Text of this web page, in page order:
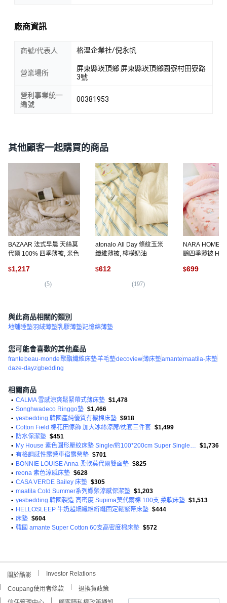
廠商資訊
商號/代表人 格溫企業社/倪永帆
營業場所
屏東縣崁頂鄉 屏東縣崁頂鄉園寮村田寮路
3號
營利事業統一
編號
00381953
其他顧客一起購買的商品
BAZAAR 法式早晨 天絲莫
代爾 100% 四季薄被, 米色
$1,217
(5)
atonalo All Day 條紋玉米
纖維薄被, 檸檬奶油
$612
(197)
NARA HOME
鷗四季薄被
Hello Kitty 新絲
$699
與此商品相關的類別
地舖睡墊羽絨薄墊乳膠薄墊記憶綿薄墊
您可能會喜歡的其他產品
frante beau-monde聚酯纖維床墊羊毛墊decoview薄床墊amantemaatila-床墊
daze-dayzgbedding
相關商品
• CALMA 雪感涼爽鬆緊帶式薄床墊 $1,478
• Songhwadeco Ringgo墊 $1,466
• yesbedding 韓國產純優質有機棉床墊 $918
• Cotton Field 棉花田傢飾 加大冰絲涼蓆/枕套三件套 $1,499
• 防水保潔墊 $451
•
My House 素色圓形壓紋床墊 Single/約100*200cm Super Single/約110*200cm $1,736
• 有格調感性露營車宿露營墊 $701
• BONNIE LOUISE Anna 柔軟莫代爾雙面墊 $825
• reona 素色涼感床墊 $628
• CASA VERDE Bailey 床墊 $305
• maatila Cold Summer系列嫘縈涼感保潔墊 $1,203
• yesbedding 韓國製造 高密度 Supima莫代爾棉 100支 柔軟床墊 $1,513
• HELLOSLEEP 牛奶超細纖維絎縫固定鬆緊帶床墊 $444
• 床墊 $604
• 韓國 amante Super Cotton 60支高密度棉床墊 $572
關於酷澎 Investor Relations
Coupang使用者條款
退換貨政策